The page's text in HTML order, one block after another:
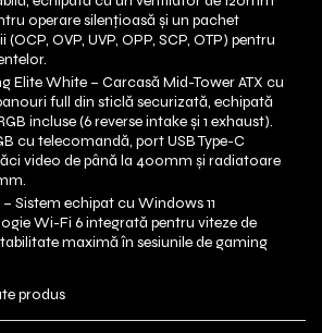
operare silențioasă și un pachet
OVP, UVP, OPP, SCP, OTP) pentru
Elite White – Carcasă Mid-Tower ATX cu
full din sticlă securizată, echipată
incluse (6 reverse intake și 1 exhaust).
cu telecomandă, port USB Type-C
video de până la 400mm și radiatoare
Sistem echipat cu Windows 11
Wi-Fi 6 integrată pentru viteze de
maximă în sesiunile de gaming
produs